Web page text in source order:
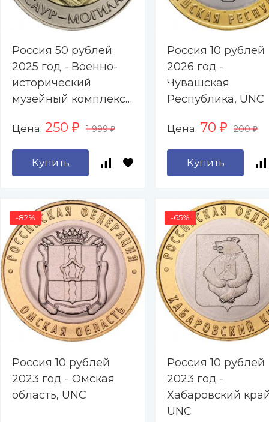
Россия 50 рублей
2025 год - Военно-
исторический
музейный комплекс
Цена: 250 ₽ 1 999₽
Купить
Россия 10 рублей
2026 год -
Чувашская
Республика, UNC
Цена: 70 ₽ 200₽
Купить
-82%
Россия 10 рублей
2023 год - Омская
область, UNC
-65%
Россия 10 рублей
2023 год -
Хабаровский
UNC